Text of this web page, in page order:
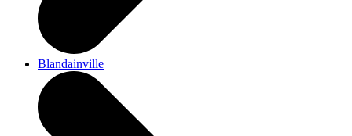
Blandainville